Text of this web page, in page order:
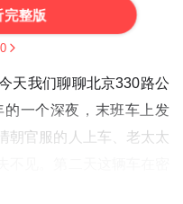
完整版
天我们聊聊北京330路公
一个深夜，末班车上发
朝官服的人上车、老太太